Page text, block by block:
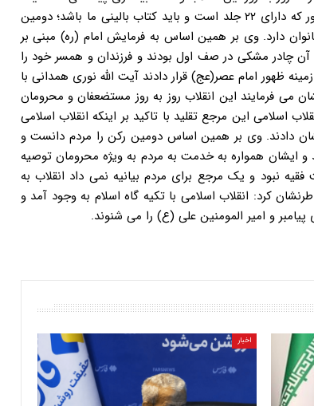
الله نوری همدانی همچنین توصیه به مطالعه ۳ کتاب کرد و گفت: اولین کتاب، صحیفه نور که دارای ۲۲ جلد است و باید کتاب بالینی ما باشد؛ دومین
و بانوان دارد. وی بر همین اساس به فرمایش امام (ره) مبنی بر
آن چادر مشکی در صف اول بودند و فرزندان و همسر خود را
را زمینه ظهور امام عصر(عج) قرار دادند آیت الله نوری همدانی با
می فرمایند این انقلاب روز به روز مستضعفان و محرومان
اسلامی این مرجع تقلید با تاکید بر اینکه انقلاب اسلامی
دادند. وی بر همین اساس دومین رکن را مردم دانست و
و ایشان همواره به خدمت به مردم به ویژه محرومان توصیه
نبود و یک مرجع برای مردم بیانیه نمی داد انقلاب به
کرد: انقلاب اسلامی با تکیه گاه اسلام به وجود آمد و
و امیر المومنین علی (ع) را می شنوند.
اخبار